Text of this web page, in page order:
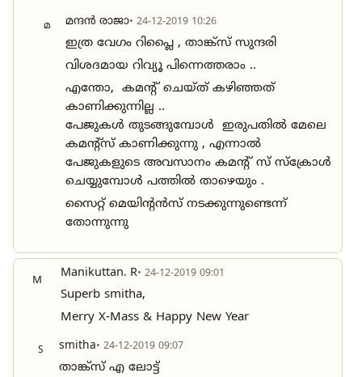
മ മന്ദൻ രാജാ• 24-12-2019 10:26
ഇത്ര വേഗം റിപ്ലൈ , താങ്ക്സ് സുന്ദരി
വിശദമായ റിവ്യൂ പിന്നെത്തരാം ..
എന്തോ, കമന്റ് ചെയ്ത് കഴിഞ്ഞത്
കാണിക്കുന്നില്ല ..
പേജുകൾ തുടങ്ങുമ്പോൾ ഇരുപതിൽ മേലെ
കമന്റ്സ് കാണിക്കുന്നു , എന്നാൽ
പേജുകളുടെ അവസാനം കമന്റ് സ് സ്ക്രോൾ
ചെയ്യുമ്പോൾ പത്തിൽ താഴെയും .
സൈറ്റ് മെയിന്റൻസ് നടക്കുന്നുണ്ടെന്ന്
തോന്നുന്നു
M Manikuttan. R• 24-12-2019 09:01
Superb smitha,
Merry X-Mass & Happy New Year
S smitha• 24-12-2019 09:07
താങ്ക്സ് എ ലോട്ട്